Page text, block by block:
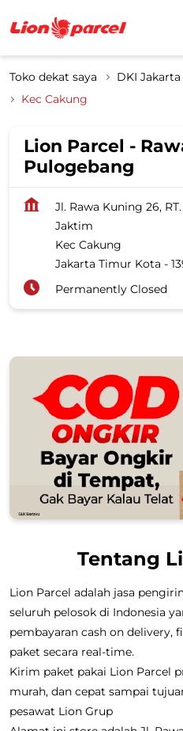
Toko dekat saya DKI Jakarta
Kec Cakung
Lion Parcel -
Pulogebang
Jl. Rawa Kuning 26,
Jaktim
Kec Cakung
Jakarta Timur Kota -
Permanently Closed
Tentang
Lion Parcel adalah jasa
seluruh pelosok di Indonesia
pembayaran cash on delivery,
paket secara real-time.
Kirim paket pakai Lion Parcel
murah, dan cepat sampai
pesawat Lion Grup